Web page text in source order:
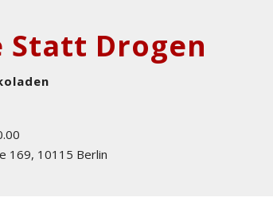
Statt Drogen
169, 10115 Berlin